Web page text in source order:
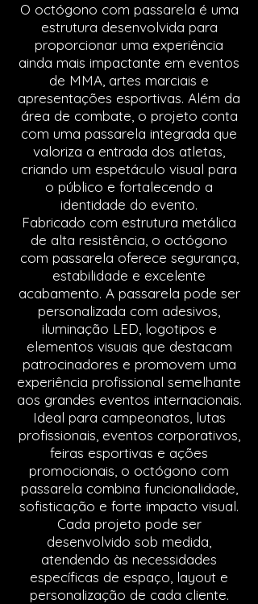
O octógono com passarela é uma
estrutura desenvolvida para
proporcionar uma experiência
ainda mais impactante em eventos
de MMA, artes marciais e
apresentações esportivas. Além da
área de combate, o projeto conta
com uma passarela integrada que
valoriza a entrada dos atletas,
criando um espetáculo visual para
o público e fortalecendo a
identidade do evento.
Fabricado com estrutura metálica
de alta resistência, o octógono
com passarela oferece segurança,
estabilidade e excelente
acabamento. A passarela pode ser
personalizada com adesivos,
iluminação LED, logotipos e
elementos visuais que destacam
patrocinadores e promovem uma
experiência profissional semelhante
aos grandes eventos internacionais.
Ideal para campeonatos, lutas
profissionais, eventos corporativos,
feiras esportivas e ações
promocionais, o octógono com
passarela combina funcionalidade,
sofisticação e forte impacto visual.
Cada projeto pode ser
desenvolvido sob medida,
atendendo às necessidades
específicas de espaço, layout e
personalização de cada cliente.